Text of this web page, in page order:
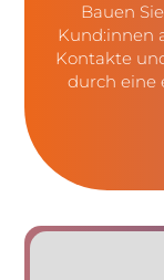
Bauen
Kund:innen
Kontakte
durch eine